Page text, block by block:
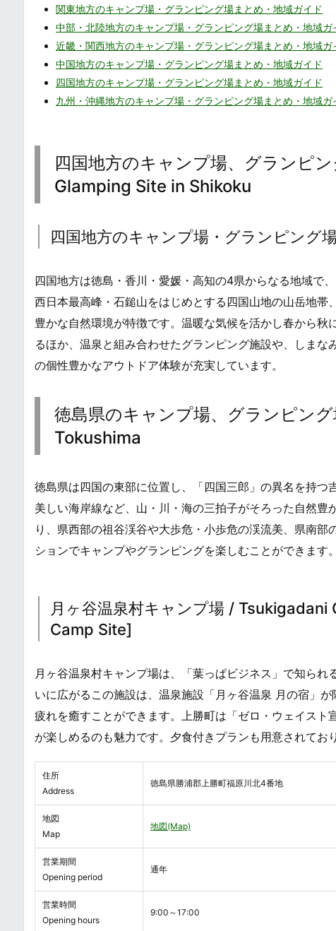
関東地方のキャンプ場・グランピング場まとめ・地域ガイド
中部・北陸地方のキャンプ場・グランピング場まとめ・地域ガ
近畿・関西地方のキャンプ場・グランピング場まとめ・地域ガ
中国地方のキャンプ場・グランピング場まとめ・地域ガイド
四国地方のキャンプ場・グランピング場まとめ・地域ガイド
九州・沖縄地方のキャンプ場・グランピング場まとめ・地域ガ
四国地方のキャンプ場、グランピ
Glamping Site in Shikoku
四国地方のキャンプ場・グランピング
四国地方は徳島・香川・愛媛・高知の4県からなる地域で
西日本最高峰・石鎚山をはじめとする四国山地の山岳地
豊かな自然環境が特徴です。温暖な気候を活かし春から
るほか、温泉と組み合わせたグランピング施設や、しま
の個性豊かなアウトドア体験が充実しています。
徳島県のキャンプ場、グランピン
Tokushima
徳島県は四国の東部に位置し、「四国三郎」の異名を持
美しい海岸線など、山・川・海の三拍子がそろった自然
り、県西部の祖谷渓谷や大歩危・小歩危の渓流美、県南
ションでキャンプやグランピングを楽しむことができます。
月ヶ谷温泉村キャンプ場 /
Camp Site]
月ヶ谷温泉村キャンプ場は、「葉っぱビジネス」で知ら
いに広がるこの施設は、温泉施設「月ヶ谷温泉 月の宿」
疲れを癒すことができます。上勝町は「ゼロ・ウェイス
が楽しめるのも魅力です。夕食付きプランも用意されてお
住所
Address
徳島県勝浦郡上勝町福原川北4番地
地図
Map
地図(Map)
営業期間
Opening period
通年
営業時間
Opening hours
9:00～17:00